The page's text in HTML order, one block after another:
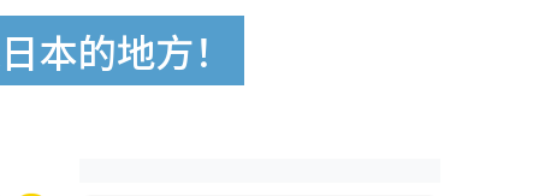
本的地方！